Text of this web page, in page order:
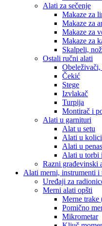
Alati za sečenje
Makaze za
Makaze za
Makaze za
Makaze za
Skalpeli,
Ostali ručni alati
Obeleživači,
Čekić
Stege
Izvlakač
Turpija
Montirač i
Alati u garnituri
Alat u setu
Alati u
Alati u
Alati u torbi
Razni građevinski
Alati merni, instrumenti i
Uređaji za
Merni alati opšti
Merne trake
Pomično
Mikrometar